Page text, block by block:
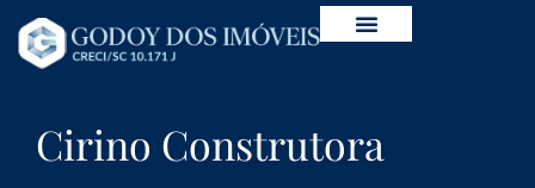
Cirino Construtora